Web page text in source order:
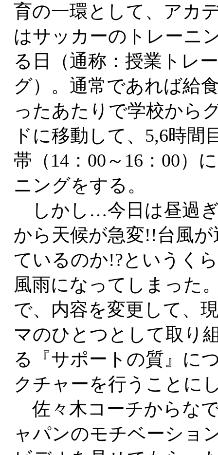
育の一環として、アカ
はサッカーのトレーニ
る日（通称：授業トレ
グ）。通常であれば給
ったあたりで学校から
ドに移動して、5,6時間
帯（14：00～16：00）
ニングをする。
しかし…今日は昼過
から天候が急変!!台風
ているのか!?というく
風雨になってしまった
で、内容を変更して、
マのひとつとして取り
る『サポートの質』に
クチャーを行うことに
佐々木コーチからな
ャパンのモチベーショ